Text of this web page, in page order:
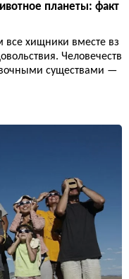
планеты: факт
хищники вместе вз
Человечеств
существами —